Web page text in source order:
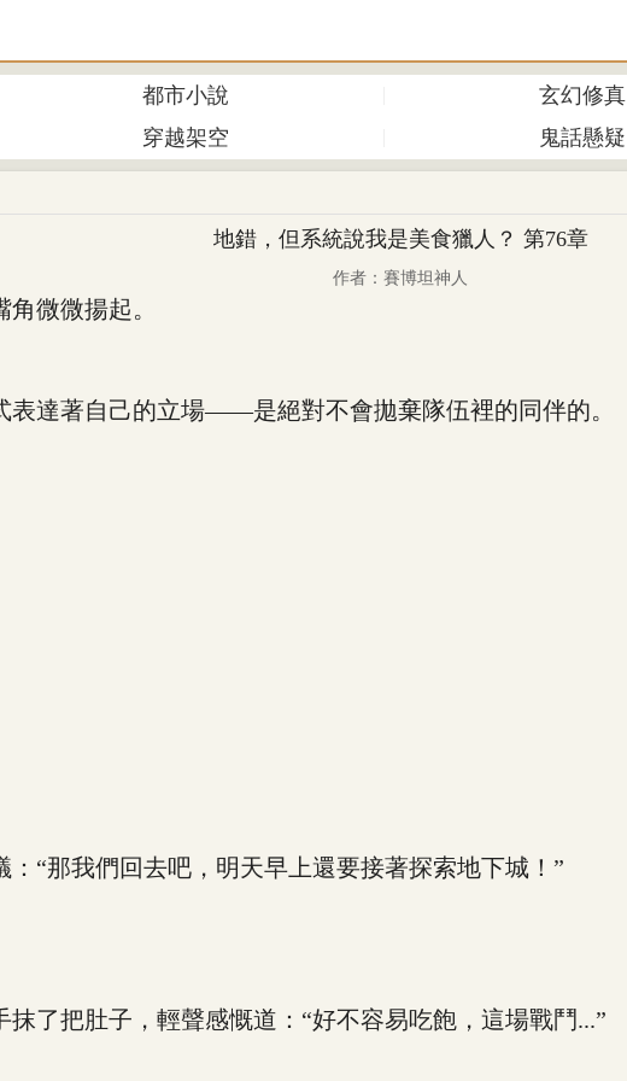
都市小說 玄幻修真
穿越架空 鬼話懸疑
地錯，但系統說我是美食獵人？ 第76章
作者：賽博坦神人
微微揚起。
達著自己的立場——是絕對不會拋棄隊伍裡的同伴的。
那我們回去吧，明天早上還要接著探索地下城！”
把肚子，輕聲感慨道：“好不容易吃飽，這場戰鬥...”